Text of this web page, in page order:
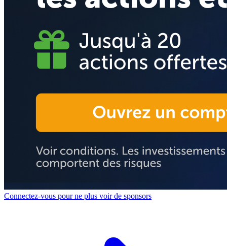
Connectez-vous pour ne plus voir de sponsors